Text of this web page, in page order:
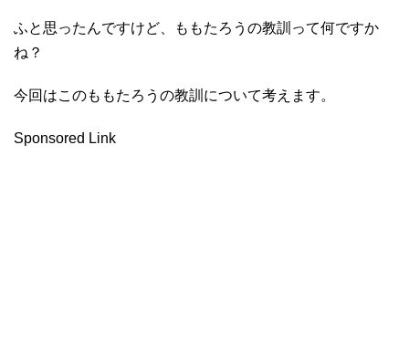
ふと思ったんですけど、ももたろうの教訓って何ですか
ね？
今回はこのももたろうの教訓について考えます。
Sponsored Link